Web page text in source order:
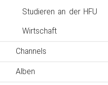
Studieren an der HFU
Wirtschaft
Channels
Alben